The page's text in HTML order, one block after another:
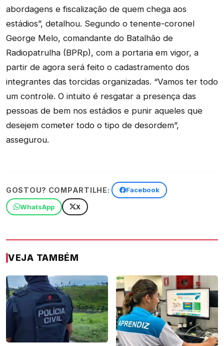
abordagens e fiscalização de quem chega aos
estádios”, detalhou. Segundo o tenente-coronel
George Melo, comandante do Batalhão de
Radiopatrulha (BPRp), com a portaria em vigor, a
partir de agora será feito o cadastramento dos
integrantes das torcidas organizadas. “Vamos ter todo
um controle. O intuito é resgatar a presença das
pessoas de bem nos estádios e punir aqueles que
desejem cometer todo o tipo de desordem”,
assegurou.
GOSTOU? COMPARTILHE: Facebook
WhatsApp X
VEJA TAMBÉM